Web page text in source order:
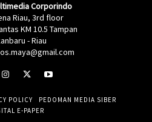
Corporindo
Riau, 3rd floor
KM 10.5 Tampan
- Riau
POLICY
PEDOMAN MEDIA SIBER
E-PAPER